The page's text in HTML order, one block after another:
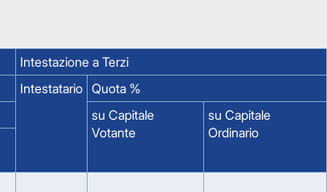
Intestazione a Terzi
Intestatario Quota %
su Capitale
Votante
su Capitale
Ordinario